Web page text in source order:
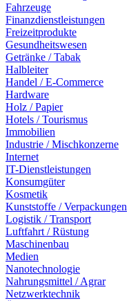
Fahrzeuge
Finanzdienstleistungen
Freizeitprodukte
Gesundheitswesen
Getränke / Tabak
Halbleiter
Handel / E-Commerce
Hardware
Holz / Papier
Hotels / Tourismus
Immobilien
Industrie / Mischkonzerne
Internet
IT-Dienstleistungen
Konsumgüter
Kosmetik
Kunststoffe / Verpackungen
Logistik / Transport
Luftfahrt / Rüstung
Maschinenbau
Medien
Nanotechnologie
Nahrungsmittel / Agrar
Netzwerktechnik